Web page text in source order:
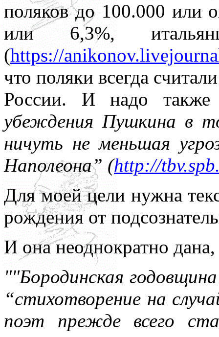
поляков до 100.000 или
или 6,3%,
(https://
что поляки всегда
России. И надо
убеждения Пушкина в
ничуть не меньшая
Наполеона” (http://
Для моей цели нужна
рождения от
И она неоднократно дана,
""Бородинская
“стихотворение на
поэт прежде всего